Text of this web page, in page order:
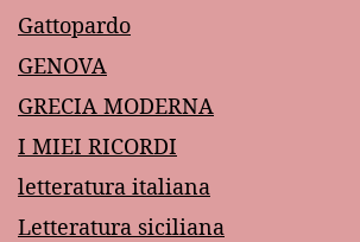
Gattopardo
GENOVA
GRECIA MODERNA
I MIEI RICORDI
letteratura italiana
Letteratura siciliana